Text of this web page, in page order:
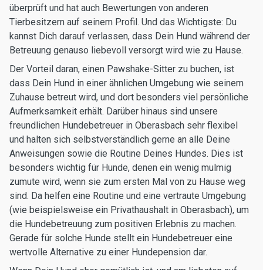
überprüft und hat auch Bewertungen von anderen
Tierbesitzern auf seinem Profil. Und das Wichtigste: Du
kannst Dich darauf verlassen, dass Dein Hund während der
Betreuung genauso liebevoll versorgt wird wie zu Hause.
Der Vorteil daran, einen Pawshake-Sitter zu buchen, ist
dass Dein Hund in einer ähnlichen Umgebung wie seinem
Zuhause betreut wird, und dort besonders viel persönliche
Aufmerksamkeit erhält. Darüber hinaus sind unsere
freundlichen Hundebetreuer in Oberasbach sehr flexibel
und halten sich selbstverständlich gerne an alle Deine
Anweisungen sowie die Routine Deines Hundes. Dies ist
besonders wichtig für Hunde, denen ein wenig mulmig
zumute wird, wenn sie zum ersten Mal von zu Hause weg
sind. Da helfen eine Routine und eine vertraute Umgebung
(wie beispielsweise ein Privathaushalt in Oberasbach), um
die Hundebetreuung zum positiven Erlebnis zu machen.
Gerade für solche Hunde stellt ein Hundebetreuer eine
wertvolle Alternative zu einer Hundepension dar.